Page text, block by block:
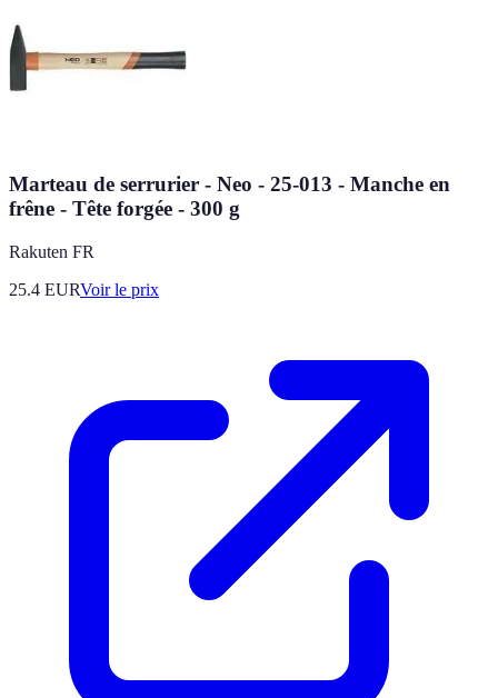
Marteau de serrurier - Neo - 25-013 - Manche en
frêne - Tête forgée - 300 g
Rakuten FR
25.4 EURVoir le prix